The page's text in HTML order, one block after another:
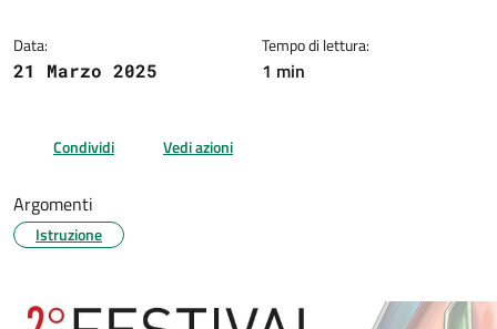
Data:
21 Marzo 2025
Tempo di lettura:
1 min
Condividi Vedi azioni
Argomenti
Istruzione